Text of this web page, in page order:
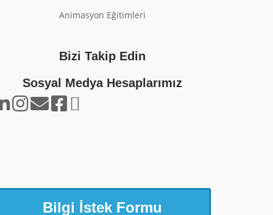
Animasyon Eğitimleri
Bizi Takip Edin
Sosyal Medya Hesaplarımız
Bilgi İstek Formu